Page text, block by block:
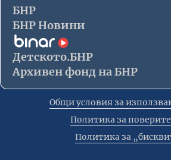
БНР
БНР Новини
Детското.БНР
Архивен фонд на БНР
Общи условия за
Политика за
Политика за